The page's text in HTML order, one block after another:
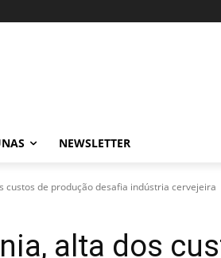
NEWSLETTER
custos de produção desafia indústria cervejeira
alta dos